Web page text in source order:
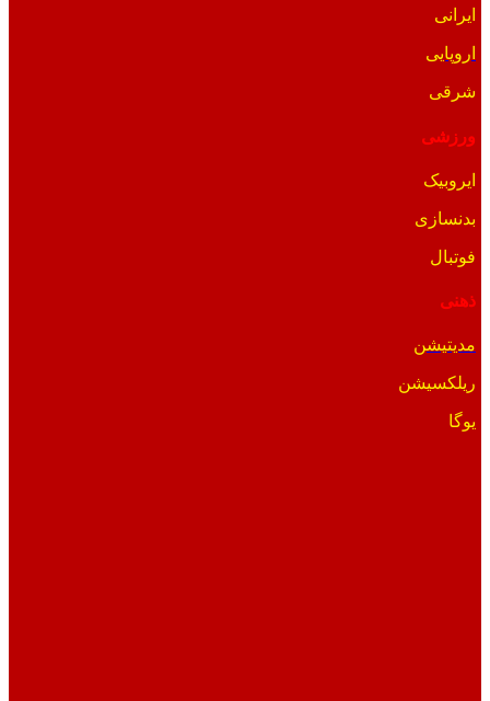
ایرانی
اروپایی
شرقی
ورزشی
ایروبیک
بدنسازی
فوتبال
ذهنی
مدیتیشن
ریلکسیشن
یوگا